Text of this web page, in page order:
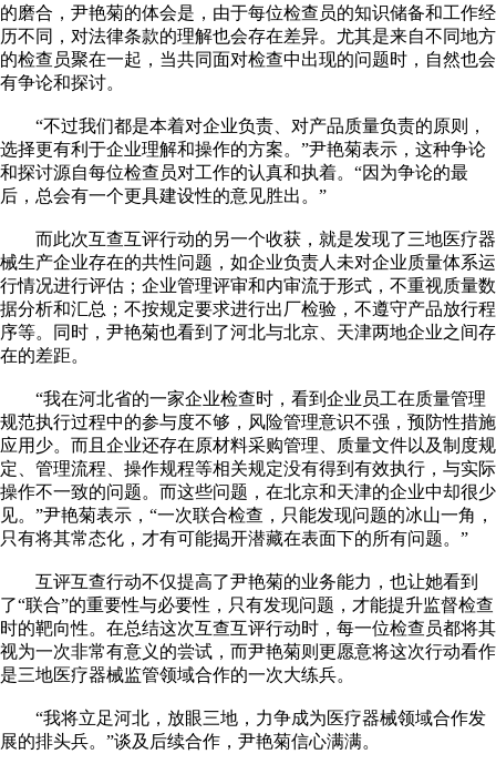
的磨合，尹艳菊的体会是，由于每位检查员的知识储备和工作经
历不同，对法律条款的理解也会存在差异。尤其是来自不同地方
的检查员聚在一起，当共同面对检查中出现的问题时，自然也会
有争论和探讨。
“不过我们都是本着对企业负责、对产品质量负责的原则，
选择更有利于企业理解和操作的方案。”尹艳菊表示，这种争论
和探讨源自每位检查员对工作的认真和执着。“因为争论的最
后，总会有一个更具建设性的意见胜出。”
而此次互查互评行动的另一个收获，就是发现了三地医疗器
械生产企业存在的共性问题，如企业负责人未对企业质量体系运
行情况进行评估；企业管理评审和内审流于形式，不重视质量数
据分析和汇总；不按规定要求进行出厂检验，不遵守产品放行程
序等。同时，尹艳菊也看到了河北与北京、天津两地企业之间存
在的差距。
“我在河北省的一家企业检查时，看到企业员工在质量管理
规范执行过程中的参与度不够，风险管理意识不强，预防性措施
应用少。而且企业还存在原材料采购管理、质量文件以及制度规
定、管理流程、操作规程等相关规定没有得到有效执行，与实际
操作不一致的问题。而这些问题，在北京和天津的企业中却很少
见。”尹艳菊表示，“一次联合检查，只能发现问题的冰山一角，
只有将其常态化，才有可能揭开潜藏在表面下的所有问题。”
互评互查行动不仅提高了尹艳菊的业务能力，也让她看到
了“联合”的重要性与必要性，只有发现问题，才能提升监督检查
时的靶向性。在总结这次互查互评行动时，每一位检查员都将其
视为一次非常有意义的尝试，而尹艳菊则更愿意将这次行动看作
是三地医疗器械监管领域合作的一次大练兵。
“我将立足河北，放眼三地，力争成为医疗器械领域合作发
展的排头兵。”谈及后续合作，尹艳菊信心满满。